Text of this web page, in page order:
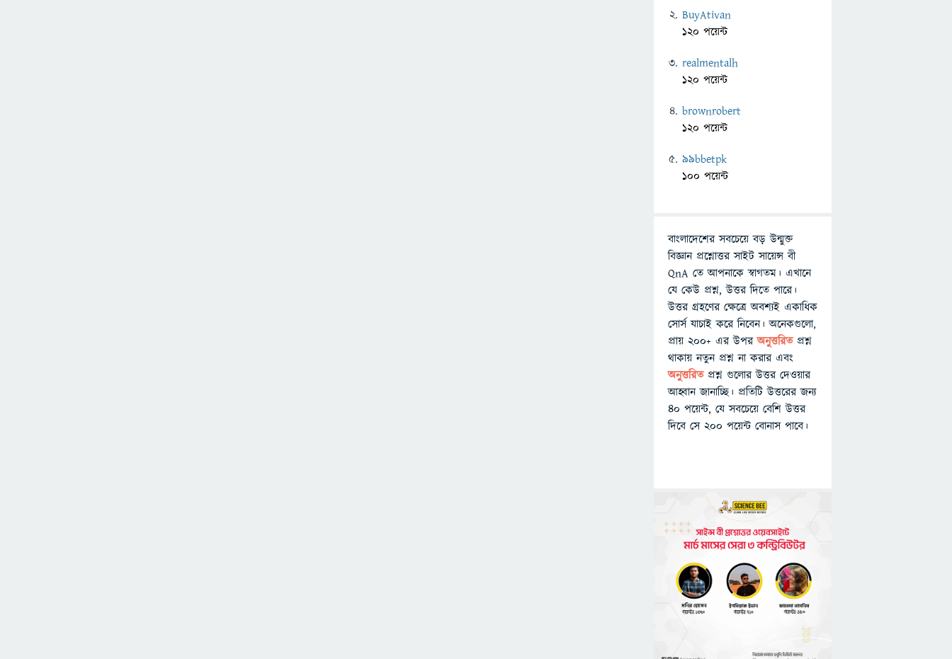
BuyAtivan
120 পয়েন্ট
realmentalh
120 পয়েন্ট
brownrobert
120 পয়েন্ট
99bbetpk
100 পয়েন্ট
বাংলাদেশের সবচেয়ে বড় উন্মুক্ত
বিজ্ঞান প্রশ্নোত্তর সাইট সায়েন্স বী
QnA তে আপনাকে স্বাগতম। এখানে
যে কেউ প্রশ্ন, উত্তর দিতে পারে।
উত্তর গ্রহণের ক্ষেত্রে অবশ্যই একাধিক
সোর্স যাচাই করে নিবেন। অনেকগুলো,
প্রায় ২০০+ এর উপরঅনুত্তরিতপ্রশ্ন
থাকায় নতুন প্রশ্ন না করার এবং
অনুত্তরিত প্রশ্ন গুলোর উত্তর দেওয়ার
আহ্বান জানাচ্ছি। প্রতিটি উত্তরের জন্য
৪০ পয়েন্ট, যে সবচেয়ে বেশি উত্তর
দিবে সে ২০০ পয়েন্ট বোনাস পাবে।